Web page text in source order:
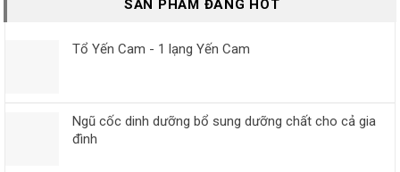
SẢN PHẨM ĐANG HOT
Tổ Yến Cam - 1 lạng Yến Cam
Ngũ cốc dinh dưỡng bổ sung dưỡng chất cho cả gia
đình